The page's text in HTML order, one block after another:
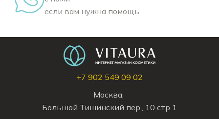
если вам нужна помощь
+7 902 549 09 02
Москва,
Большой Тишинский пер., 10 стр 1